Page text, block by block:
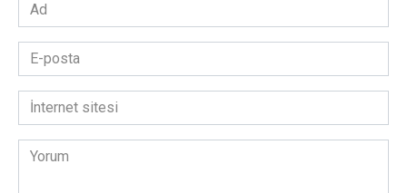
*
posta
*İnternet
sitesi
Yorum